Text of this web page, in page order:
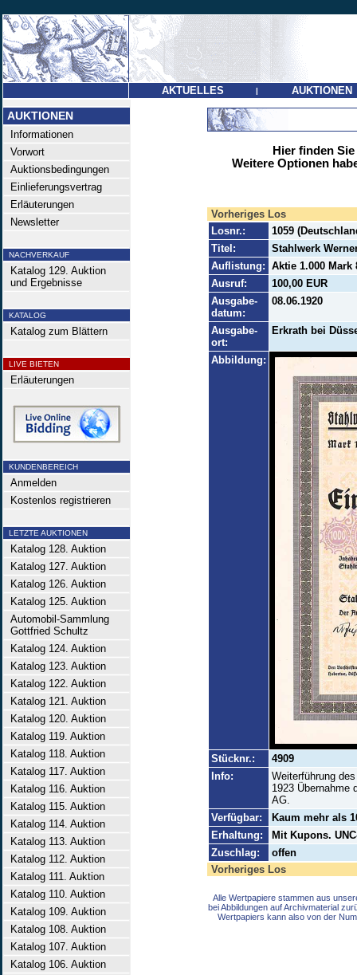
AKTUELLES | AUKTIONEN
AUKTIONEN
Informationen
Vorwort
Auktionsbedingungen
Einlieferungsvertrag
Erläuterungen
Newsletter
NACHVERKAUF
Katalog 129. Auktion
und Ergebnisse
KATALOG
Katalog zum Blättern
LIVE BIETEN
Erläuterungen
KUNDENBEREICH
Anmelden
Kostenlos registrieren
LETZTE AUKTIONEN
Katalog 128. Auktion
Katalog 127. Auktion
Katalog 126. Auktion
Katalog 125. Auktion
Automobil-Sammlung
Gottfried Schultz
Katalog 124. Auktion
Katalog 123. Auktion
Katalog 122. Auktion
Katalog 121. Auktion
Katalog 120. Auktion
Katalog 119. Auktion
Katalog 118. Auktion
Katalog 117. Auktion
Katalog 116. Auktion
Katalog 115. Auktion
Katalog 114. Auktion
Katalog 113. Auktion
Katalog 112. Auktion
Katalog 111. Auktion
Katalog 110. Auktion
Katalog 109. Auktion
Katalog 108. Auktion
Katalog 107. Auktion
Katalog 106. Auktion
Hier finden
Weitere Optionen
Vorheriges Los
Losnr.:
1059
Titel:
Stahlwerk
Auflistung: Aktie 1.000 Mark
Ausruf:
100,00 EUR
Ausgabe-
datum:
08.06.1920
Ausgabe-
ort:
Erkrath bei
Abbildung:
Stücknr.:
4909
Info:
Weiterführung
1923 Übernahme
AG.
Verfügbar:
Kaum mehr als
Erhaltung:
Mit Kupons.
Zuschlag:
offen
Vorheriges Los
Alle Wertpapiere stammen aus
bei Abbildungen auf Archivmaterial
Wertpapiers kann also von der